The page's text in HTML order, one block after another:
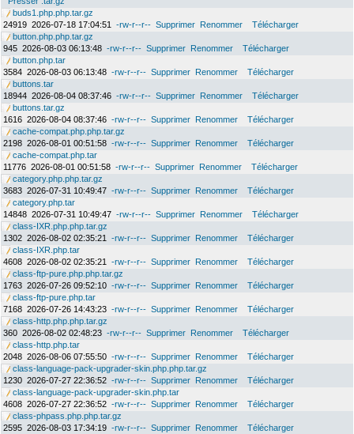
buds1.php.php.tar.gz
24919 2026-07-18 17:04:51 -rw-r--r-- Supprimer Renommer
Télécharger
button.php.php.tar.gz
945 2026-08-03 06:13:48 -rw-r--r-- Supprimer Renommer
Télécharger
button.php.tar
3584 2026-08-03 06:13:48 -rw-r--r-- Supprimer Renommer
Télécharger
buttons.tar
18944 2026-08-04 08:37:46 -rw-r--r-- Supprimer Renommer
Télécharger
buttons.tar.gz
1616 2026-08-04 08:37:46 -rw-r--r-- Supprimer Renommer
Télécharger
cache-compat.php.php.tar.gz
2198 2026-08-01 00:51:58 -rw-r--r-- Supprimer Renommer
Télécharger
cache-compat.php.tar
11776 2026-08-01 00:51:58 -rw-r--r-- Supprimer Renommer
Télécharger
category.php.php.tar.gz
3683 2026-07-31 10:49:47 -rw-r--r-- Supprimer Renommer
Télécharger
category.php.tar
14848 2026-07-31 10:49:47 -rw-r--r-- Supprimer Renommer
Télécharger
class-IXR.php.php.tar.gz
1302 2026-08-02 02:35:21 -rw-r--r-- Supprimer Renommer
Télécharger
class-IXR.php.tar
4608 2026-08-02 02:35:21 -rw-r--r-- Supprimer Renommer
Télécharger
class-ftp-pure.php.php.tar.gz
1763 2026-07-26 09:52:10 -rw-r--r-- Supprimer Renommer
Télécharger
class-ftp-pure.php.tar
7168 2026-07-26 14:43:23 -rw-r--r-- Supprimer Renommer
Télécharger
class-http.php.php.tar.gz
360 2026-08-02 02:48:23 -rw-r--r-- Supprimer Renommer
Télécharger
class-http.php.tar
2048 2026-08-06 07:55:50 -rw-r--r-- Supprimer Renommer
Télécharger
class-language-pack-upgrader-skin.php.php.tar.gz
1230 2026-07-27 22:36:52 -rw-r--r-- Supprimer Renommer
Télécharger
class-language-pack-upgrader-skin.php.tar
4608 2026-07-27 22:36:52 -rw-r--r-- Supprimer Renommer
Télécharger
class-phpass.php.php.tar.gz
2595 2026-08-03 17:34:19 -rw-r--r-- Supprimer Renommer
Télécharger